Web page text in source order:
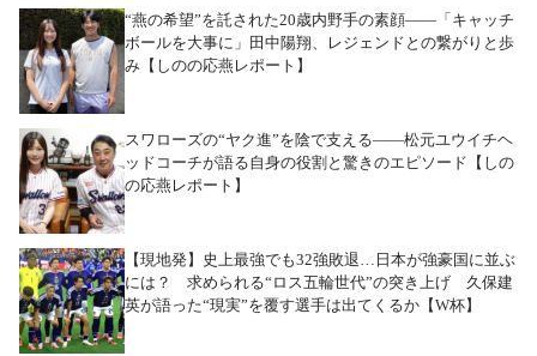
“燕の希望”を託された20歳内野手の素顔――「キャッチ
ボールを大事に」田中陽翔、レジェンドとの繋がりと歩
み【しのの応燕レポート】
スワローズの“ヤク進”を陰で支える――松元ユウイチヘ
ッドコーチが語る自身の役割と驚きのエピソード【しの
の応燕レポート】
【現地発】史上最強でも32強敗退…日本が強豪国に並ぶ
には？ 求められる“ロス五輪世代”の突き上げ 久保建
英が語った“現実”を覆す選手は出てくるか【W杯】